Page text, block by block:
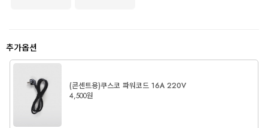
추가옵션
(콘센트용)쿠스코 파워코드 16A 220V
4,500원